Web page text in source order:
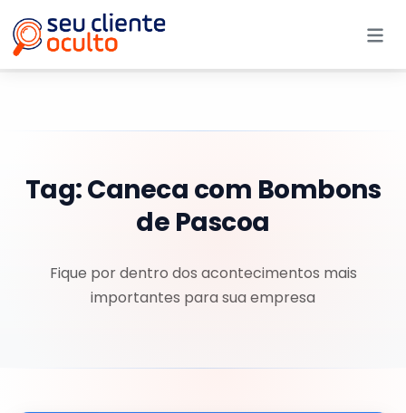
Tag:Caneca com Bombons
de Pascoa
Fique por dentro dos acontecimentos mais
importantes para sua empresa